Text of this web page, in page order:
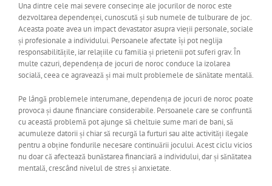
Una dintre cele mai severe consecințe ale jocurilor de noroc este
dezvoltarea dependenței, cunoscută și sub numele de tulburare de joc.
Aceasta poate avea un impact devastator asupra vieții personale, sociale
și profesionale a individului. Persoanele afectate își pot neglija
responsabilitățile, iar relațiile cu familia și prietenii pot suferi grav. În
multe cazuri, dependența de jocuri de noroc conduce la izolarea
socială, ceea ce agravează și mai mult problemele de sănătate mentală.
Pe lângă problemele interumane, dependența de jocuri de noroc poate
provoca și daune financiare considerabile. Persoanele care se confruntă
cu această problemă pot ajunge să cheltuie sume mari de bani, să
acumuleze datorii și chiar să recurgă la furturi sau alte activități ilegale
pentru a obține fondurile necesare continuării jocului. Acest ciclu vicios
nu doar că afectează bunăstarea financiară a individului, dar și sănătatea
mentală, crescând nivelul de stres și anxietate.